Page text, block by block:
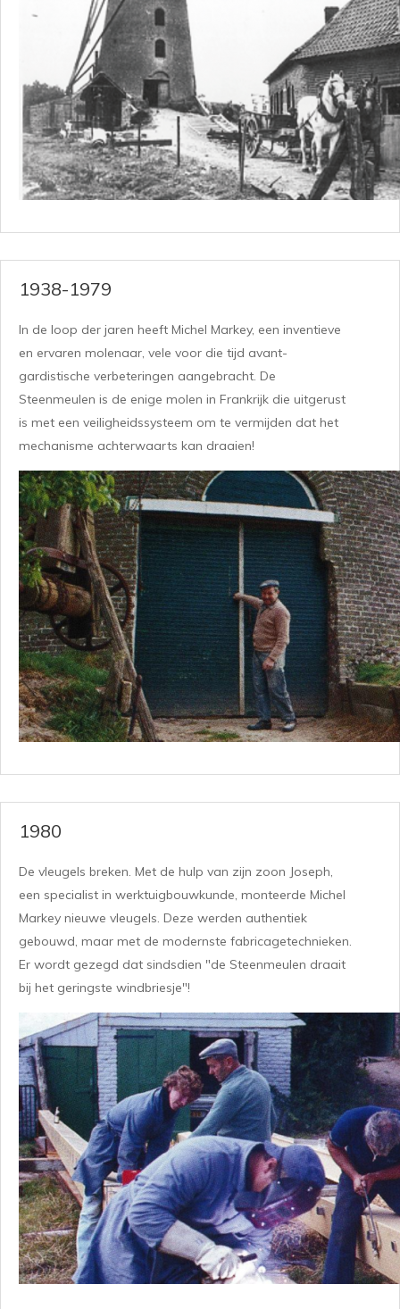
1938-1979
In de loop der jaren heeft Michel Markey, een inventieve
en ervaren molenaar, vele voor die tijd avant-
gardistische verbeteringen aangebracht. De
Steenmeulen is de enige molen in Frankrijk die uitgerust
is met een veiligheidssysteem om te vermijden dat het
mechanisme achterwaarts kan draaien!
1980
De vleugels breken. Met de hulp van zijn zoon Joseph,
een specialist in werktuigbouwkunde, monteerde Michel
Markey nieuwe vleugels. Deze werden authentiek
gebouwd, maar met de modernste fabricagetechnieken.
Er wordt gezegd dat sindsdien "de Steenmeulen draait
bij het geringste windbriesje"!